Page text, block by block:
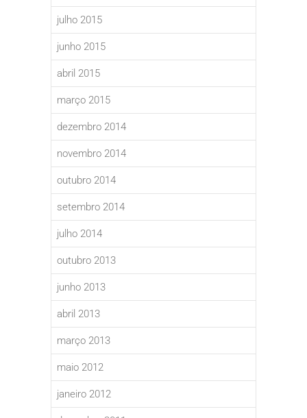
julho 2015
junho 2015
abril 2015
março 2015
dezembro 2014
novembro 2014
outubro 2014
setembro 2014
julho 2014
outubro 2013
junho 2013
abril 2013
março 2013
maio 2012
janeiro 2012